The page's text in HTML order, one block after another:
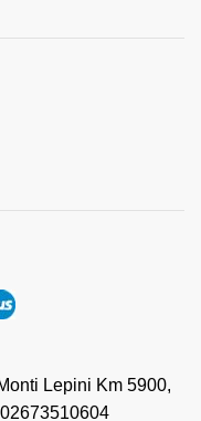
Lepini Km 5900,